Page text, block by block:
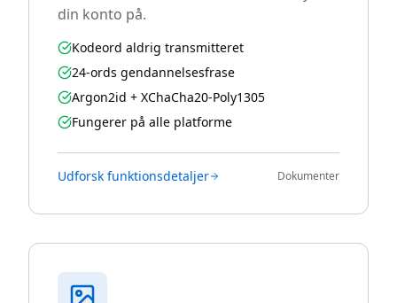
din konto på.
Kodeord aldrig transmitteret
24-ords gendannelsesfrase
Argon2id + XChaCha20-Poly1305
Fungerer på alle platforme
Udforsk funktionsdetaljer Dokumenter